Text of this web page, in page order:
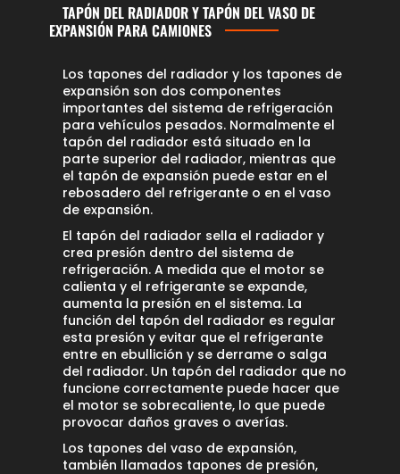
TAPÓN DEL RADIADOR Y TAPÓN DEL VASO DE
EXPANSIÓN PARA CAMIONES
Los tapones del radiador y los tapones de
expansión son dos componentes
importantes del sistema de refrigeración
para vehículos pesados. Normalmente el
tapón del radiador está situado en la
parte superior del radiador, mientras que
el tapón de expansión puede estar en el
rebosadero del refrigerante o en el vaso
de expansión.
El tapón del radiador sella el radiador y
crea presión dentro del sistema de
refrigeración. A medida que el motor se
calienta y el refrigerante se expande,
aumenta la presión en el sistema. La
función del tapón del radiador es regular
esta presión y evitar que el refrigerante
entre en ebullición y se derrame o salga
del radiador. Un tapón del radiador que no
funcione correctamente puede hacer que
el motor se sobrecaliente, lo que puede
provocar daños graves o averías.
Los tapones del vaso de expansión,
también llamados tapones de presión,